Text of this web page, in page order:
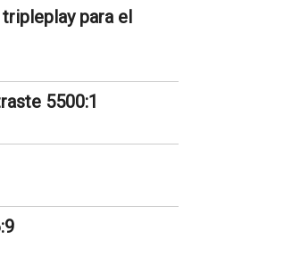
para el
5500:1